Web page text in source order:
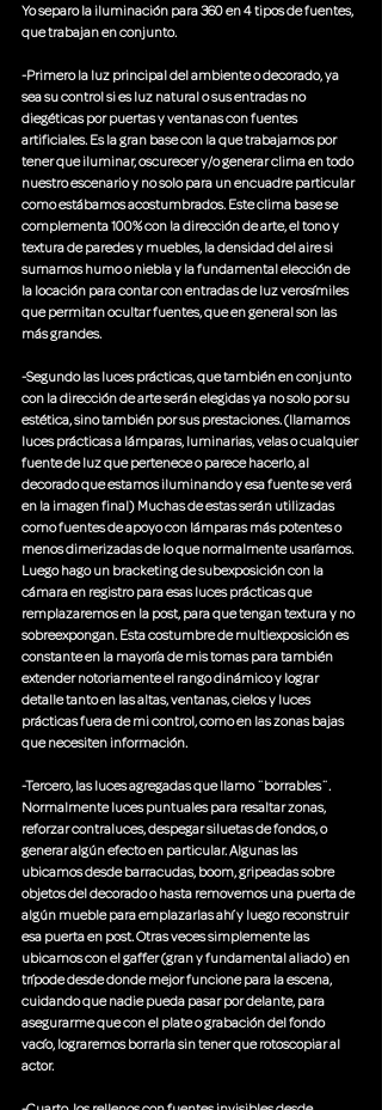
Yo separo la iluminación para 360 en 4 tipos de fuentes,
que trabajan en conjunto.
-Primero la luz principal del ambiente o decorado, ya
sea su control si es luz natural o sus entradas no
diegéticas por puertas y ventanas con fuentes
artificiales. Es la gran base con la que trabajamos por
tener que iluminar, oscurecer y/o generar clima en todo
nuestro escenario y no solo para un encuadre particular
como estábamos acostumbrados. Este clima base se
complementa 100% con la dirección de arte, el tono y
textura de paredes y muebles, la densidad del aire si
sumamos humo o niebla y la fundamental elección de
la locación para contar con entradas de luz verosímiles
que permitan ocultar fuentes, que en general son las
más grandes.
-Segundo las luces prácticas, que también en conjunto
con la dirección de arte serán elegidas ya no solo por su
estética, sino también por sus prestaciones. (llamamos
luces prácticas a lámparas, luminarias, velas o cualquier
fuente de luz que pertenece o parece hacerlo, al
decorado que estamos iluminando y esa fuente se verá
en la imagen final) Muchas de estas serán utilizadas
como fuentes de apoyo con lámparas más potentes o
menos dimerizadas de lo que normalmente usaríamos.
Luego hago un bracketing de subexposición con la
cámara en registro para esas luces prácticas que
remplazaremos en la post, para que tengan textura y no
sobreexpongan. Esta costumbre de multiexposición es
constante en la mayoría de mis tomas para también
extender notoriamente el rango dinámico y lograr
detalle tanto en las altas, ventanas, cielos y luces
prácticas fuera de mi control, como en las zonas bajas
que necesiten información.
-Tercero, las luces agregadas que llamo ¨borrables¨.
Normalmente luces puntuales para resaltar zonas,
reforzar contraluces, despegar siluetas de fondos, o
generar algún efecto en particular. Algunas las
ubicamos desde barracudas, boom, gripeadas sobre
objetos del decorado o hasta removemos una puerta de
algún mueble para emplazarlas ahí y luego reconstruir
esa puerta en post. Otras veces simplemente las
ubicamos con el gaffer (gran y fundamental aliado) en
trípode desde donde mejor funcione para la escena,
cuidando que nadie pueda pasar por delante, para
asegurarme que con el plate o grabación del fondo
vacío, lograremos borrarla sin tener que rotoscopiar al
actor.